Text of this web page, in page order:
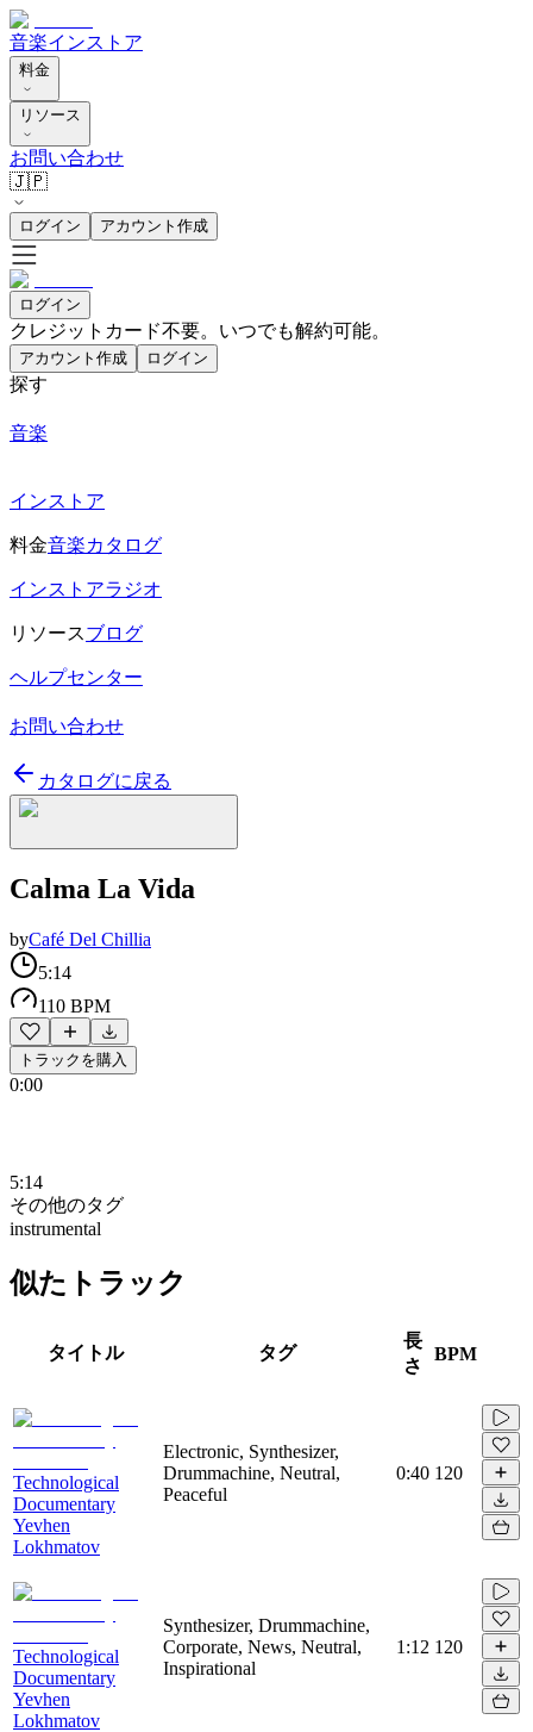
音楽インストア
料金
リソース
お問い合わせ
🇯🇵
ログイン アカウント作成
ログイン
クレジットカード不要。いつでも解約可能。
アカウント作成 ログイン
探す
音楽
インストア
料金音楽カタログ
インストアラジオ
リソースブログ
ヘルプセンター
お問い合わせ
カタログに戻る
Calma La Vida
byCafé Del Chillia
5:14
110 BPM
トラックを購入
0:00
5:14
その他のタグ
instrumental
似たトラック
タイトル タグ
長
さ
BPM
Technological
Documentary
Yevhen
Lokhmatov
Electronic, Synthesizer,
Drummachine, Neutral,
Peaceful
0:40 120
Technological
Documentary
Yevhen
Lokhmatov
Synthesizer, Drummachine,
Corporate, News, Neutral,
Inspirational
1:12 120